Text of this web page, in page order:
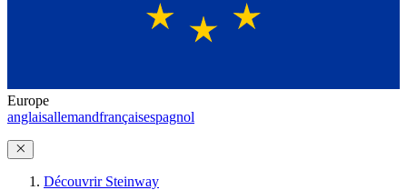
Europe
anglaisallemandfrançaisespagnol
Découvrir Steinway